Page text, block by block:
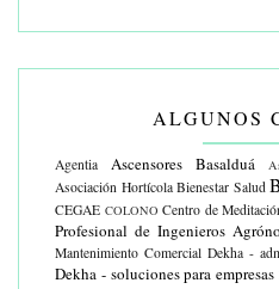
ALGUNOS
Agentia Ascensores Basalduá
Asociación Hortícola Bienestar Salud
CEGAE COLONO Centro de
Profesional de Ingenieros
Mantenimiento Comercial Dekha -
Dekha - soluciones para empresas